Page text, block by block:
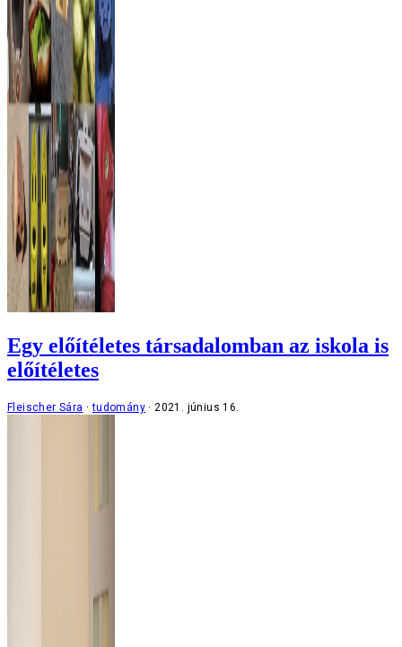
Egy előítéletes társadalomban az iskola is
előítéletes
Fleischer Sára tudomány 2021. június 16.